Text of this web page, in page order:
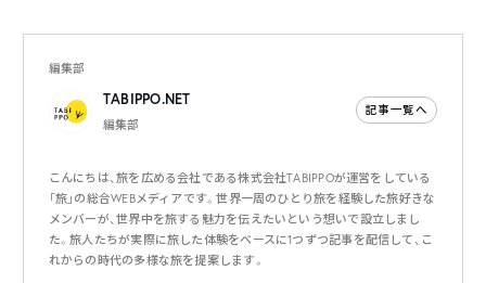
編集部
TABIPPO.NET
編集部
記事一覧へ
こんにちは、旅を広める会社である株式会社TABIPPOが運営をしている
「旅」の総合WEBメディアです。世界一周のひとり旅を経験した旅好きな
メンバーが、世界中を旅する魅力を伝えたいという想いで設立しまし
た。旅人たちが実際に旅した体験をベースに1つずつ記事を配信して、こ
れからの時代の多様な旅を提案します。